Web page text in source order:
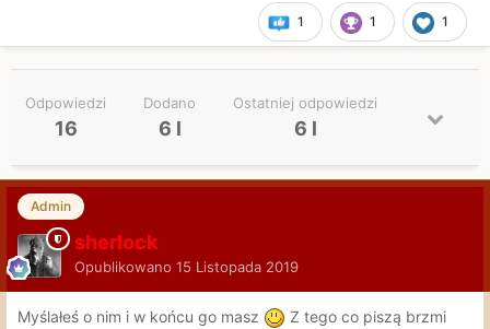
1 1 1
Odpowiedzi
16
Dodano
6 l
Ostatniej odpowiedzi
6 l
Admin
sherlock
Opublikowano 15 Listopada 2019
Myślałeś o nim i w końcu go masz
Z tego co piszą brzmi